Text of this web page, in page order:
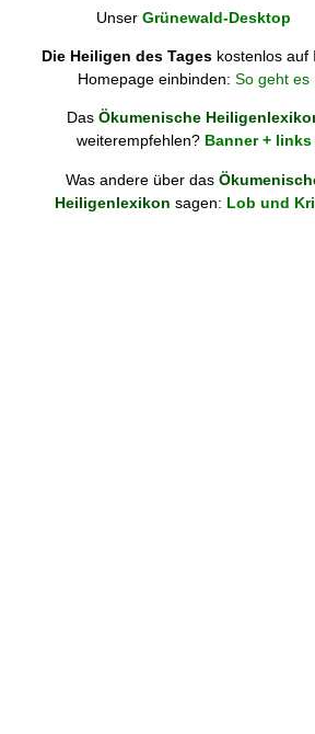
Unser Grünewald-Desktop
Die Heiligen des Tages kostenlos auf
Homepage einbinden: So geht es
Das Ökumenische
weiterempfehlen? Banner + links
Was andere über das
Heiligenlexikon sagen: Lob und